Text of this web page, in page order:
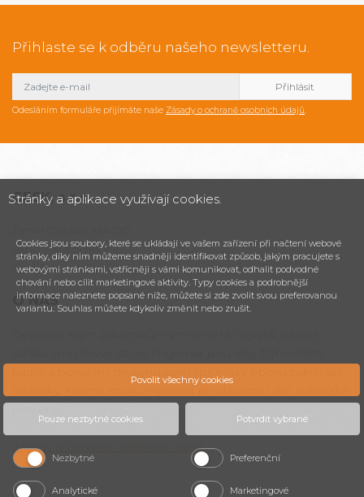
Přihlaste se k odběru našeho newsletteru.
Odesláním formuláře přijímáte naše Zásady o ochraně osobních údajů.
CESK,s.r.o.
Brno - Maloměřice
Česká republika
O NÁS
Zásady o ochraně osobních údajů.
Stránky a aplikace využívají cookies.
Cookies jsou soubory, které se ukládají ve vašem zařízení při načtení webové
stránky, díky nim můžeme snadněji identifikovat způsob, jakým pracujete s
webovými stránkami, vstřícněji s vámi komunikovat, odhalit podvodné
chování nebo cílit marketingové aktivity. Typy cookies a podrobnější
informace naleznete popsané níže, můžete si zde zvolit svou preferovanou
variantu. Souhlas můžete kdykoliv změnit nebo zrušit.
Pouze nezbytné cookies Potvrdit vybrané
Povolit všechny cookies
Nezbytné Preferenční
Analytické Marketingové